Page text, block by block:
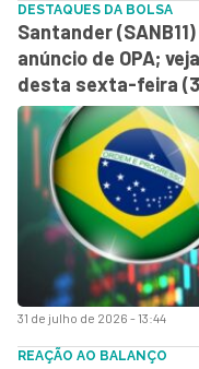
31 de julho de 2026 - 13:44
DESTAQUES DA BOLSA
Santander
anúncio de OPA;
desta sexta-feira
REAÇÃO AO BALANÇO